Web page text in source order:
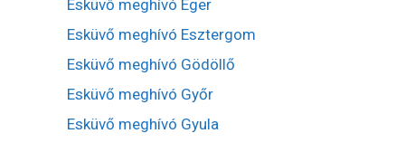
Esküvő meghívó Eger
Esküvő meghívó Esztergom
Esküvő meghívó Gödöllő
Esküvő meghívó Győr
Esküvő meghívó Gyula